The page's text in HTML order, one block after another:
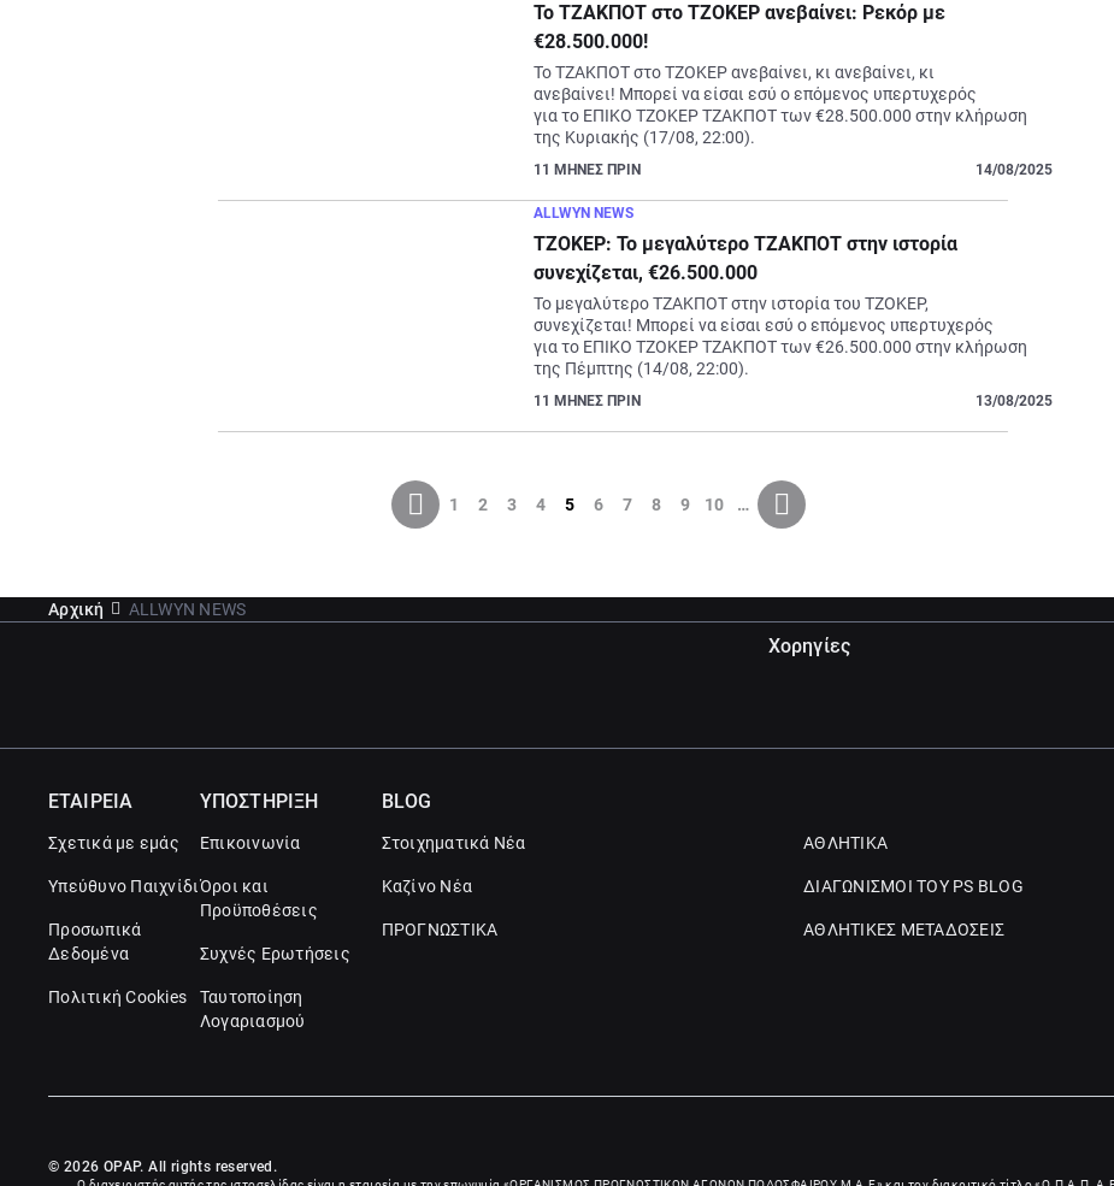
Το ΤΖΑΚΠΟΤ στο ΤΖΟΚΕΡ ανεβαίνει: Ρεκόρ με
€28.500.000!
Το ΤΖΑΚΠΟΤ στο ΤΖΟΚΕΡ ανεβαίνει, κι ανεβαίνει, κι
ανεβαίνει! Μπορεί να είσαι εσύ ο επόμενος υπερτυχερός
για το ΕΠΙΚΟ ΤΖΟΚΕΡ ΤΖΑΚΠΟΤ των €28.500.000 στην κλήρωση
της Κυριακής (17/08, 22:00).
11 ΜΗΝΕΣ ΠΡΙΝ 14/08/2025
ALLWYN NEWS
ΤΖΟΚΕΡ: Το μεγαλύτερο ΤΖΑΚΠΟΤ στην ιστορία
συνεχίζεται, €26.500.000
Το μεγαλύτερο ΤΖΑΚΠΟΤ στην ιστορία του ΤΖΟΚΕΡ,
συνεχίζεται! Μπορεί να είσαι εσύ ο επόμενος υπερτυχερός
για το ΕΠΙΚΟ ΤΖΟΚΕΡ ΤΖΑΚΠΟΤ των €26.500.000 στην κλήρωση
της Πέμπτης (14/08, 22:00).
11 ΜΗΝΕΣ ΠΡΙΝ 13/08/2025
1 2 3 4 5 6 7 8 9 10 …
Αρχική ALLWYN NEWS
Χορηγίες
ΕΤΑΙΡΕΙΑ
Σχετικά με εμάς
Υπεύθυνο Παιχνίδι
Προσωπικά
Δεδομένα
Πολιτική Cookies
ΥΠΟΣΤΗΡΙΞΗ
Επικοινωνία
Όροι και
Προϋποθέσεις
Συχνές Ερωτήσεις
Ταυτοποίηση
Λογαριασμού
BLOG
Στοιχηματικά Νέα
Καζίνο Νέα
ΠΡΟΓΝΩΣΤΙΚΑ
ΑΘΛΗΤΙΚΑ
ΔΙΑΓΩΝΙΣΜΟΙ ΤΟΥ PS BLOG
ΑΘΛΗΤΙΚΕΣ ΜΕΤΑΔΟΣΕΙΣ
© 2026 OPAP. All rights reserved.